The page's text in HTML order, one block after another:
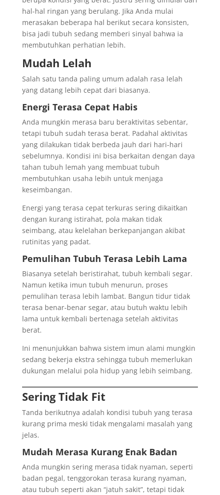
hal-hal ringan yang berulang. Jika Anda mulai
merasakan beberapa hal berikut secara konsisten,
bisa jadi tubuh sedang memberi sinyal bahwa ia
membutuhkan perhatian lebih.
Mudah Lelah
Salah satu tanda paling umum adalah rasa lelah
yang datang lebih cepat dari biasanya.
Energi Terasa Cepat Habis
Anda mungkin merasa baru beraktivitas sebentar,
tetapi tubuh sudah terasa berat. Padahal aktivitas
yang dilakukan tidak berbeda jauh dari hari-hari
sebelumnya. Kondisi ini bisa berkaitan dengan daya
tahan tubuh lemah yang membuat tubuh
membutuhkan usaha lebih untuk menjaga
keseimbangan.
Energi yang terasa cepat terkuras sering dikaitkan
dengan kurang istirahat, pola makan tidak
seimbang, atau kelelahan berkepanjangan akibat
rutinitas yang padat.
Pemulihan Tubuh Terasa Lebih Lama
Biasanya setelah beristirahat, tubuh kembali segar.
Namun ketika imun tubuh menurun, proses
pemulihan terasa lebih lambat. Bangun tidur tidak
terasa benar-benar segar, atau butuh waktu lebih
lama untuk kembali bertenaga setelah aktivitas
berat.
Ini menunjukkan bahwa sistem imun alami mungkin
sedang bekerja ekstra sehingga tubuh memerlukan
dukungan melalui pola hidup yang lebih seimbang.
Sering Tidak Fit
Tanda berikutnya adalah kondisi tubuh yang terasa
kurang prima meski tidak mengalami masalah yang
jelas.
Mudah Merasa Kurang Enak Badan
Anda mungkin sering merasa tidak nyaman, seperti
badan pegal, tenggorokan terasa kurang nyaman,
atau tubuh seperti akan “jatuh sakit”, tetapi tidak